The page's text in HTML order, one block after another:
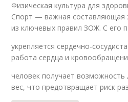
Физическая культура для
Спорт — важная составляющая
из ключевых правил ЗОЖ. С его
укрепляется сердечно-
работа сердца и
человек получает
вес, что предотвращает риск